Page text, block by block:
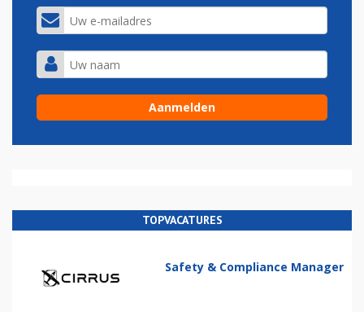
TOPVACATURES
Safety & Compliance Manager